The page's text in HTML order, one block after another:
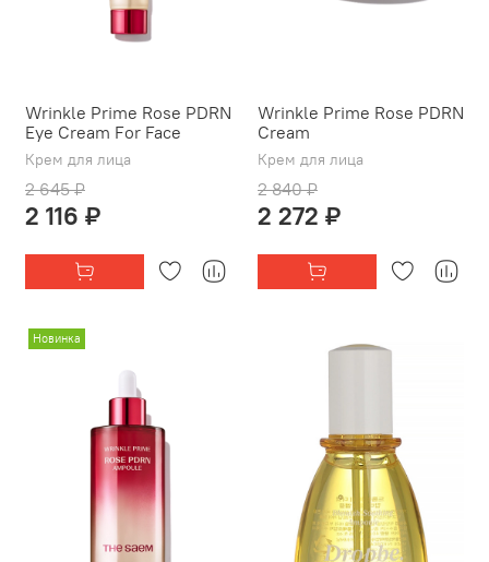
Wrinkle Prime Rose PDRN
Eye Cream For Face
Крем для лица
2 645 ₽
2 116 ₽
Wrinkle Prime Rose PDRN
Cream
Крем для лица
2 840 ₽
2 272 ₽
Новинка